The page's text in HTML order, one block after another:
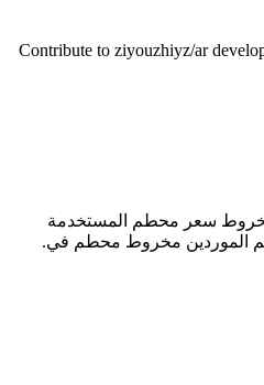
Contribute to ziyouzhiyz/ar
مخروط سعر محطم المستخدمة
الموردين مخروط محطم في.